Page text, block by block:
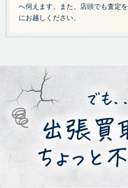
へ伺えます。また、店頭でも査定
にお越しください。